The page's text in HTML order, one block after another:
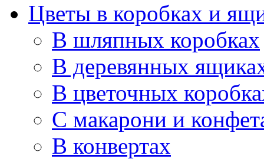
Цветы в коробках и
В шляпных коробках
В деревянных
В цветочных
С макарони и
В конвертах